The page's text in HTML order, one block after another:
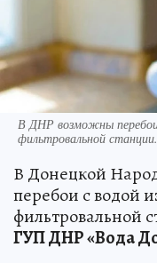
В ДНР возможны
фильтровальной
В Донецкой
перебои с водой
фильтровальной
ГУП ДНР «Вода